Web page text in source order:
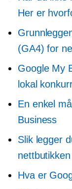
Her er
(GA4) for
Google My
lokal
En enkel
Business
Slik legger
Hva er